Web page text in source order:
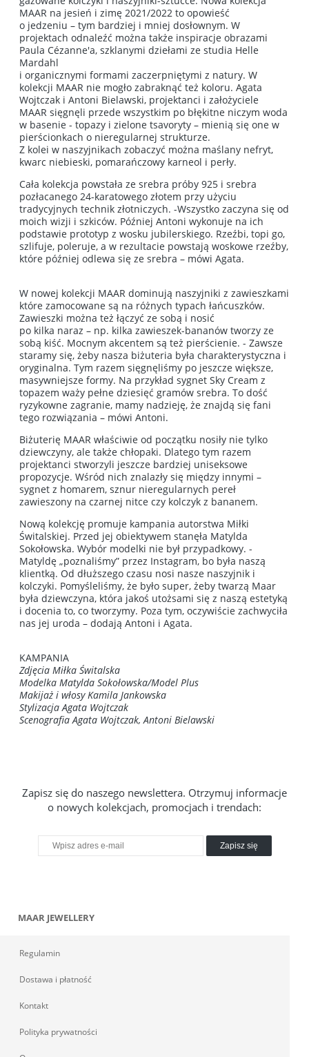
MAAR na jesień i zimę 2021/2022 to opowieść
o jedzeniu – tym bardziej i mniej dosłownym. W
projektach odnaleźć można także inspiracje obrazami
Paula Cézanne'a, szklanymi dziełami ze studia Helle
Mardahl
i organicznymi formami zaczerpniętymi z natury. W
kolekcji MAAR nie mogło zabraknąć też koloru. Agata
Wojtczak i Antoni Bielawski, projektanci i założyciele
MAAR sięgnęli przede wszystkim po błękitne niczym woda
w basenie - topazy i zielone tsavoryty – mienią się one w
pierścionkach o nieregularnej strukturze.
Z kolei w naszyjnikach zobaczyć można maślany nefryt,
kwarc niebieski, pomarańczowy karneol i perły.
Cała kolekcja powstała ze srebra próby 925 i srebra
pozłacanego 24-karatowego złotem przy użyciu
tradycyjnych technik złotniczych. -Wszystko zaczyna się od
moich wizji i szkiców. Później Antoni wykonuje na ich
podstawie prototyp z wosku jubilerskiego. Rzeźbi, topi go,
szlifuje, poleruje, a w rezultacie powstają woskowe rzeźby,
które później odlewa się ze srebra – mówi Agata.
W nowej kolekcji MAAR dominują naszyjniki z zawieszkami
które zamocowane są na różnych typach łańcuszków.
Zawieszki można też łączyć ze sobą i nosić
po kilka naraz – np. kilka zawieszek-bananów tworzy ze
sobą kiść. Mocnym akcentem są też pierścienie. - Zawsze
staramy się, żeby nasza biżuteria była charakterystyczna i
oryginalna. Tym razem sięgnęliśmy po jeszcze większe,
masywniejsze formy. Na przykład sygnet Sky Cream z
topazem waży pełne dziesięć gramów srebra. To dość
ryzykowne zagranie, mamy nadzieję, że znajdą się fani
tego rozwiązania – mówi Antoni.
Biżuterię MAAR właściwie od początku nosiły nie tylko
dziewczyny, ale także chłopaki. Dlatego tym razem
projektanci stworzyli jeszcze bardziej uniseksowe
propozycje. Wśród nich znalazły się między innymi –
sygnet z homarem, sznur nieregularnych pereł
zawieszony na czarnej nitce czy kolczyk z bananem.
Nową kolekcję promuje kampania autorstwa Miłki
Świtalskiej. Przed jej obiektywem stanęła Matylda
Sokołowska. Wybór modelki nie był przypadkowy. -
Matyldę „poznaliśmy” przez Instagram, bo była naszą
klientką. Od dłuższego czasu nosi nasze naszyjnik i
kolczyki. Pomyśleliśmy, że było super, żeby twarzą Maar
była dziewczyna, która jakoś utożsami się z naszą estetyką
i docenia to, co tworzymy. Poza tym, oczywiście zachwyciła
nas jej uroda – dodają Antoni i Agata.
KAMPANIA
Zdjęcia Miłka Świtalska
Modelka Matylda Sokołowska/Model Plus
Makijaż i włosy Kamila Jankowska
Stylizacja Agata Wojtczak
Scenografia Agata Wojtczak, Antoni Bielawski
Zapisz się do naszego newslettera. Otrzymuj informacje
o nowych kolekcjach, promocjach i trendach:
Zapisz się
MAAR JEWELLERY
Regulamin
Dostawa i płatność
Kontakt
Polityka prywatności